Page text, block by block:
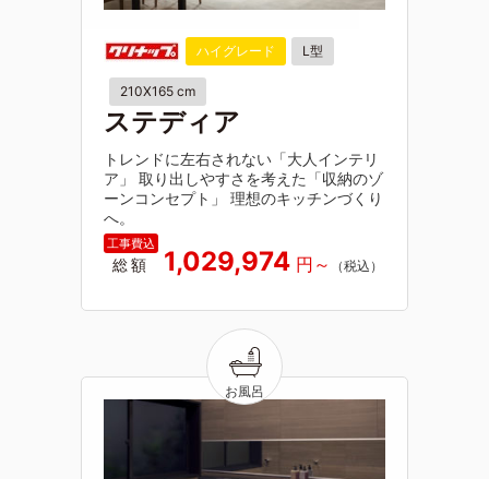
ハイグレード L型
210X165 cm
ステディア
トレンドに左右されない「大人インテリ
ア」 取り出しやすさを考えた「収納のゾ
ーンコンセプト」 理想のキッチンづくり
へ。
総額 1,029,974